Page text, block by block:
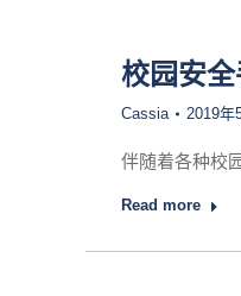
校园安
Cassia 2019年
伴随着各种校
Read more